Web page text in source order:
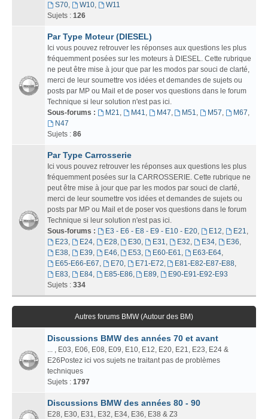
S70, W10,
W11
Sujets : 126
Par Type Moteur (DIESEL)
Ici vous pouvez retrouver les réponses aux questions les plus
fréquemment posées sur les moteurs à DIESEL. Cette rubrique
ne peut être mise à jour que par les modos par souci de clarté,
merci de leur soumettre vos idées et demandes de sujets ou
posts par MP ou Mail et de poser vos questions dans le forum
Technique si leur solution n'est pas ici.
Sous-forums :
M21, M41, M47, M51, M57, M67,
N47
Sujets : 86
Par Type Carrosserie
Ici vous pouvez retrouver les réponses aux questions les plus
fréquemment posées sur la CARROSSERIE. Cette rubrique ne
peut être mise à jour que par les modos par souci de clarté,
merci de leur soumettre vos idées et demandes de sujets ou
posts par MP ou Mail et de poser vos questions dans le forum
Technique si leur solution n'est pas ici.
Sous-forums :
E3 - E6 - E8 - E9 - E10 - E20, E12, E21,
E23, E24, E28, E30, E31, E32, E34, E36,
E38, E39, E46, E53, E60-E61, E63-E64,
E65-E66-E67, E70, E71-E72, E81-E82-E87-E88,
E83, E84, E85-E86, E89,
E90-E91-E92-E93
Sujets : 334
Autres forums BMW (Autour des BM)
Discussions BMW des années 70 et avant
... , E03, E06, E08, E09, E10, E12, E20, E21, E23, E24 &
E26Postez ici vos sujets ne traitant pas de problèmes
techniques
Sujets : 1797
Discussions BMW des années 80 - 90
E28, E30, E31, E32, E34, E36, E38 & Z3